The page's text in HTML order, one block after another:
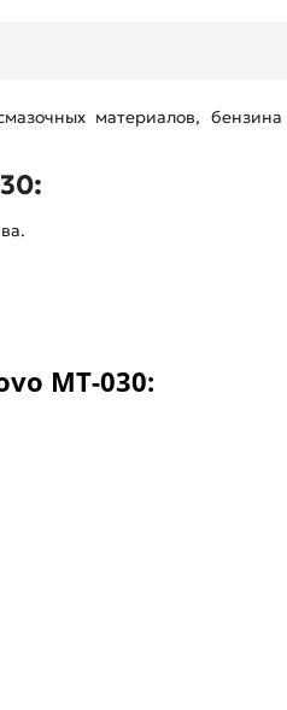
материалов,
МТ-030: